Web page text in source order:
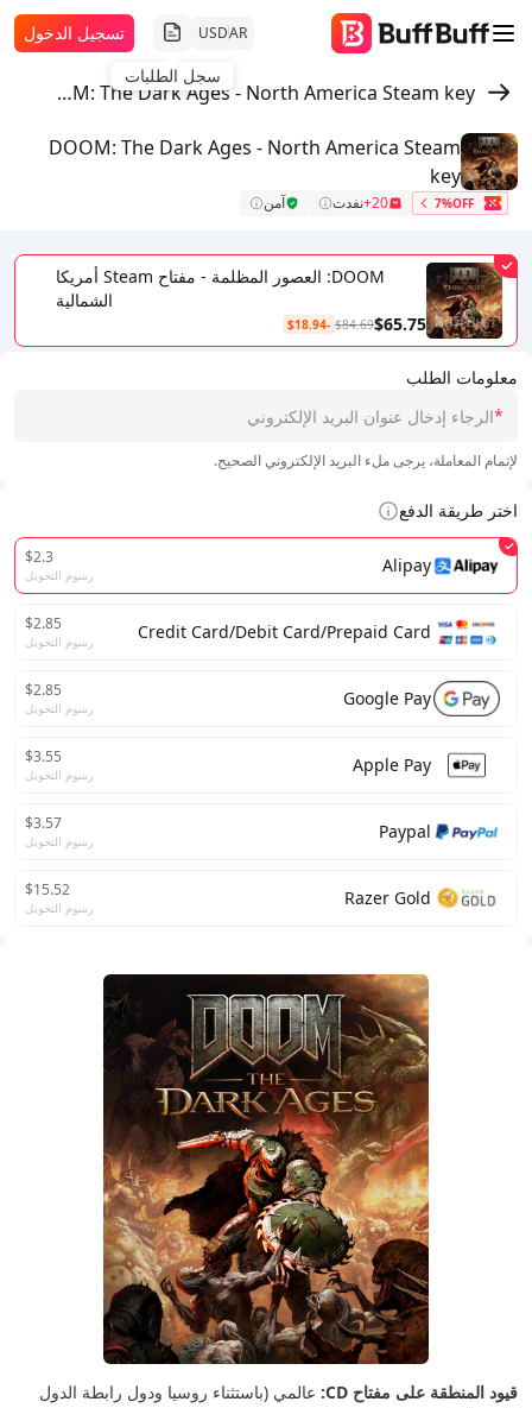
AR
USD
سجل الطلبات
تسجيل الدخول
DOOM: The Dark Ages - North America Steam key
معلومات الطلب
*
لإتمام المعاملة، يرجى ملء البريد الإلكتروني الصحيح.
اختر طريقة الدفع
Alipay
$2.3
رسوم التحويل
Credit Card/Debit Card/Prepaid Card
$2.85
رسوم التحويل
Google Pay
$2.85
رسوم التحويل
Apple Pay
$3.55
رسوم التحويل
Paypal
$3.57
رسوم التحويل
Razer Gold
$15.52
رسوم التحويل
DOOM: The Dark Ages - North America Steam
key
7%OFF
20+ نفدت آمن
DOOM: العصور المظلمة - مفتاح Steam أمريكا
الشمالية
$65.75
$84.69
-$18.94
قيود المنطقة على مفتاح CD:
عالمي (باستثناء روسيا ودول رابطة الدول